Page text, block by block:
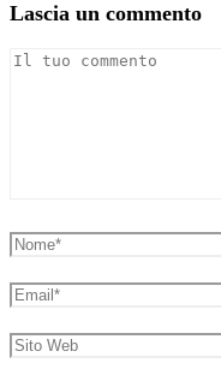
Lascia un commento